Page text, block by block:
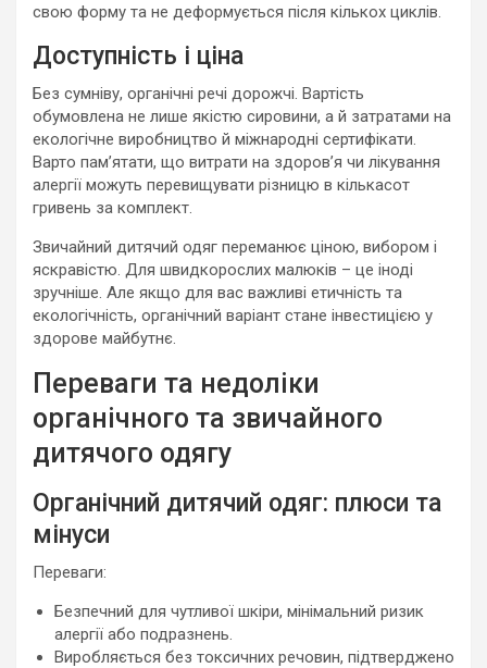
свою форму та не деформується після кількох циклів.
Доступність і ціна
Без сумніву, органічні речі дорожчі. Вартість
обумовлена не лише якістю сировини, а й затратами на
екологічне виробництво й міжнародні сертифікати.
Варто пам’ятати, що витрати на здоров’я чи лікування
алергії можуть перевищувати різницю в кількасот
гривень за комплект.
Звичайний дитячий одяг переманює ціною, вибором і
яскравістю. Для швидкорослих малюків – це іноді
зручніше. Але якщо для вас важливі етичність та
екологічність, органічний варіант стане інвестицією у
здорове майбутнє.
Переваги та недоліки
органічного та звичайного
дитячого одягу
Органічний дитячий одяг: плюси та
мінуси
Переваги:
Безпечний для чутливої шкіри, мінімальний ризик
алергії або подразнень.
Виробляється без токсичних речовин, підтверджено